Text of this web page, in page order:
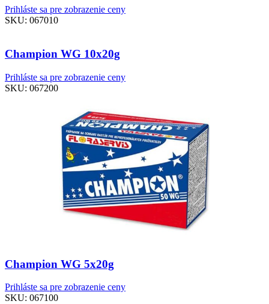
Prihláste sa pre zobrazenie ceny
SKU: 067010
Champion WG 10x20g
Prihláste sa pre zobrazenie ceny
SKU: 067200
Champion WG 5x20g
Prihláste sa pre zobrazenie ceny
SKU: 067100